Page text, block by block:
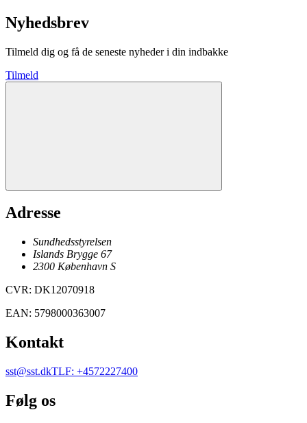
Nyhedsbrev
Tilmeld dig og få de seneste nyheder i din indbakke
Tilmeld
Adresse
Sundhedsstyrelsen
Islands Brygge 67
2300 København S
CVR: DK12070918
EAN: 5798000363007
Kontakt
sst@sst.dkTLF: +4572227400
Følg os